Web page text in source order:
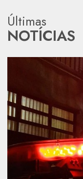
Últimas
NOTÍCIAS